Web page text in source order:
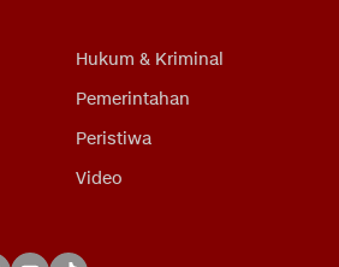
Hukum & Kriminal
Pemerintahan
Peristiwa
Video